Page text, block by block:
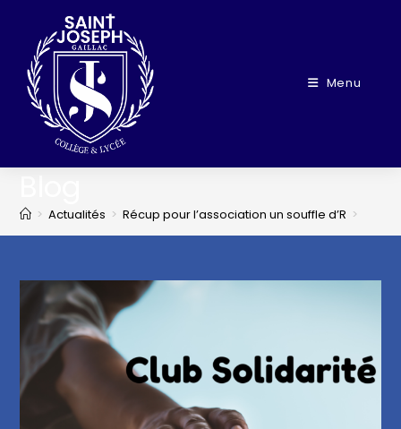
Menu
> Actualités > Récup pour l’association un souffle d’R >